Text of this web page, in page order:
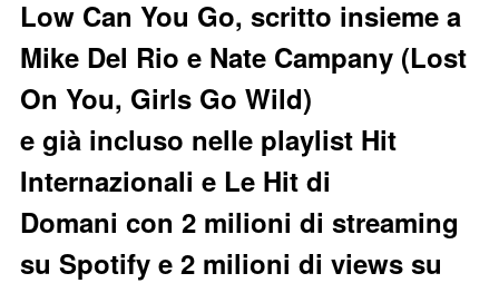
Low Can You Go, scritto insieme a
Mike Del Rio e Nate Campany (Lost
On You, Girls Go Wild)
e già incluso nelle playlist Hit
Internazionali e Le Hit di
Domani con 2 milioni di streaming
su Spotify e 2 milioni di views su